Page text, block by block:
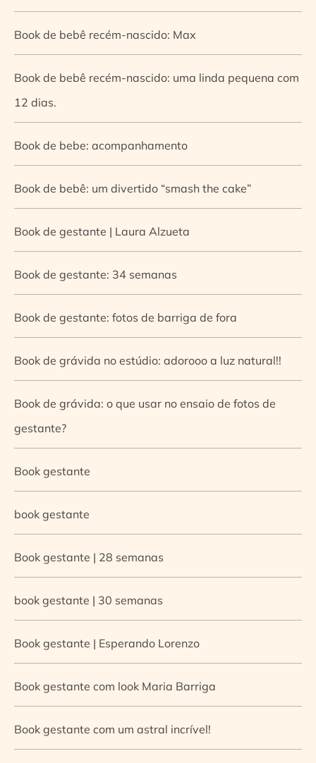
Book de bebê recém-nascido: Max
Book de bebê recém-nascido: uma linda pequena com
12 dias.
Book de bebe: acompanhamento
Book de bebê: um divertido “smash the cake”
Book de gestante | Laura Alzueta
Book de gestante: 34 semanas
Book de gestante: fotos de barriga de fora
Book de grávida no estúdio: adorooo a luz natural!!
Book de grávida: o que usar no ensaio de fotos de
gestante?
Book gestante
book gestante
Book gestante | 28 semanas
book gestante | 30 semanas
Book gestante | Esperando Lorenzo
Book gestante com look Maria Barriga
Book gestante com um astral incrível!